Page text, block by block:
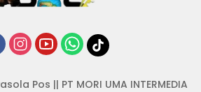
Pos || PT MORI UMA INTERMEDIA